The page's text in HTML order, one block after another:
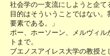
社会学の一支流にしようと企
目的はそういうことではない
要素である。」
ポー、ホーソーン、メルヴィ
トまで。
ブエノスアイレス大学の教授